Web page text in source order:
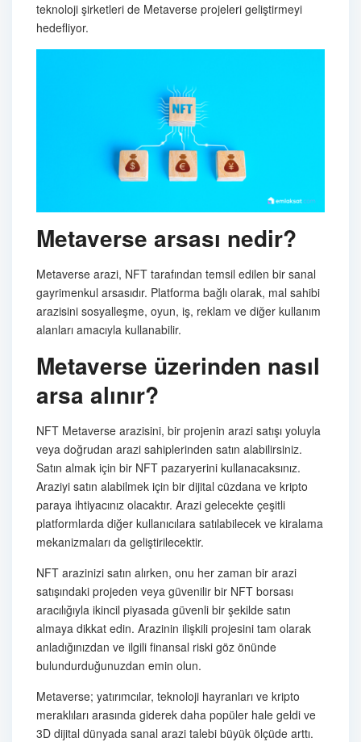
teknoloji şirketleri de Metaverse projeleri geliştirmeyi
hedefliyor.
Metaverse arsası nedir?
Metaverse arazi, NFT tarafından temsil edilen bir sanal
gayrimenkul arsasıdır. Platforma bağlı olarak, mal sahibi
arazisini sosyalleşme, oyun, iş, reklam ve diğer kullanım
alanları amacıyla kullanabilir.
Metaverse üzerinden nasıl
arsa alınır?
NFT Metaverse arazisini, bir projenin arazi satışı yoluyla
veya doğrudan arazi sahiplerinden satın alabilirsiniz.
Satın almak için bir NFT pazaryerini kullanacaksınız.
Araziyi satın alabilmek için bir dijital cüzdana ve kripto
paraya ihtiyacınız olacaktır. Arazi gelecekte çeşitli
platformlarda diğer kullanıcılara satılabilecek ve kiralama
mekanizmaları da geliştirilecektir.
NFT arazinizi satın alırken, onu her zaman bir arazi
satışındaki projeden veya güvenilir bir NFT borsası
aracılığıyla ikincil piyasada güvenli bir şekilde satın
almaya dikkat edin. Arazinin ilişkili projesini tam olarak
anladığınızdan ve ilgili finansal riski göz önünde
bulundurduğunuzdan emin olun.
Metaverse; yatırımcılar, teknoloji hayranları ve kripto
meraklıları arasında giderek daha popüler hale geldi ve
3D dijital dünyada sanal arazi talebi büyük ölçüde arttı.